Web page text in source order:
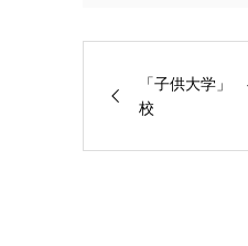
「子供大学」
校